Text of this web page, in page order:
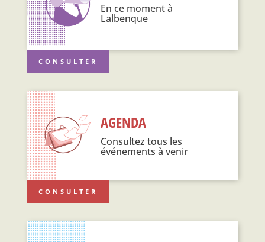
En ce moment à
Lalbenque
CONSULTER
AGENDA
Consultez tous les
événements à venir
CONSULTER